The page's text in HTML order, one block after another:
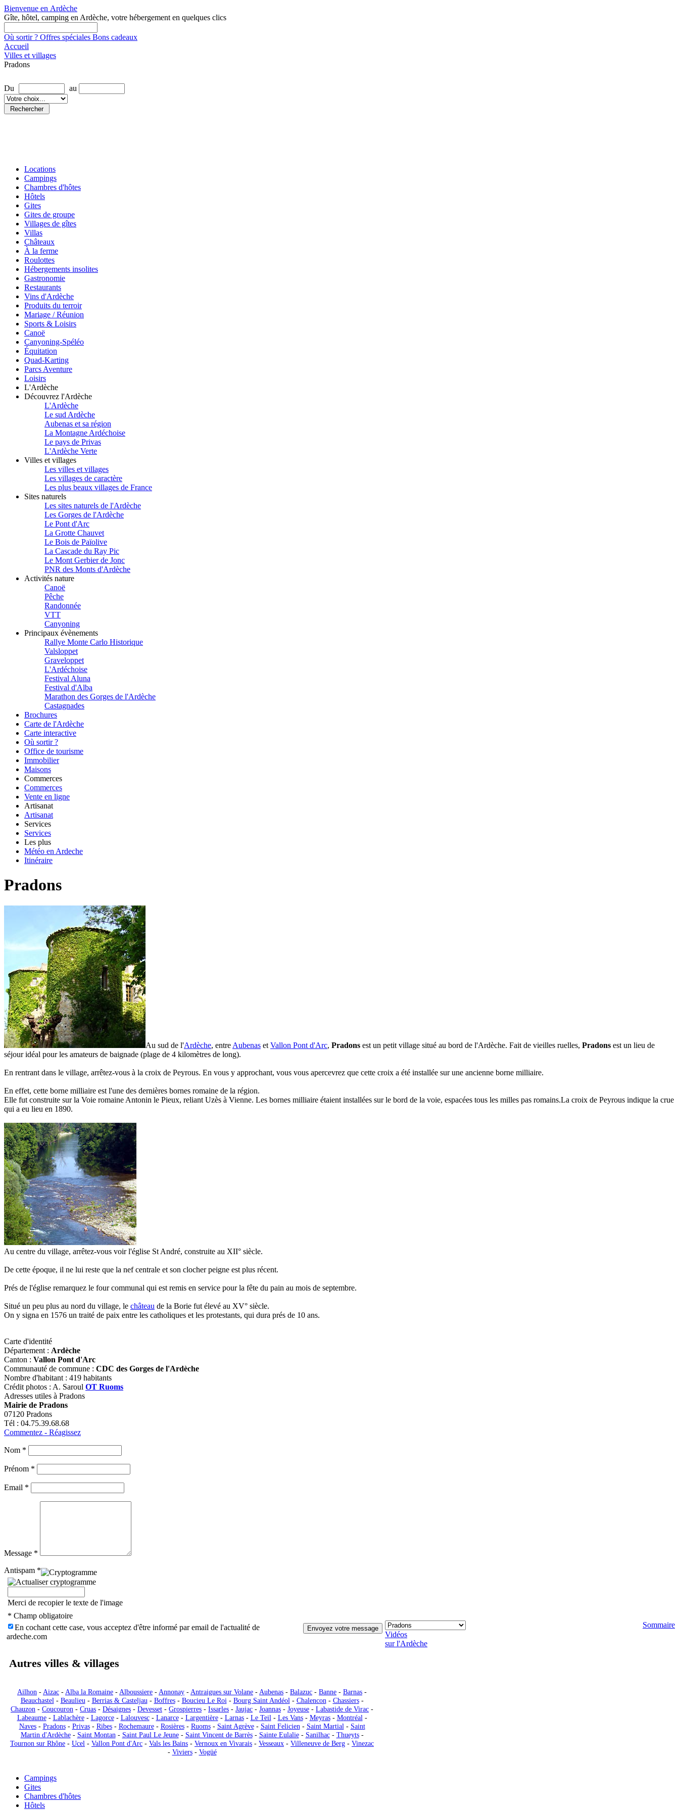
Bienvenue en Ardèche
Gîte, hôtel, camping en Ardèche, votre hébergement en quelques clics
Où sortir ? Offres spéciales Bons cadeaux
Accueil
Villes et villages
Pradons
Du au
Locations
Campings
Chambres d'hôtes
Hôtels
Gites
Gites de groupe
Villages de gîtes
Villas
Châteaux
À la ferme
Roulottes
Hébergements insolites
Gastronomie
Restaurants
Vins d'Ardèche
Produits du terroir
Mariage / Réunion
Sports & Loisirs
Canoë
Canyoning-Spéléo
Équitation
Quad-Karting
Parcs Aventure
Loisirs
L'Ardèche
Découvrez l'Ardèche
L'Ardèche
Le sud Ardèche
Aubenas et sa région
La Montagne Ardéchoise
Le pays de Privas
L'Ardèche Verte
Villes et villages
Les villes et villages
Les villages de caractère
Les plus beaux villages de France
Sites naturels
Les sites naturels de l'Ardèche
Les Gorges de l'Ardèche
Le Pont d'Arc
La Grotte Chauvet
Le Bois de Païolive
La Cascade du Ray Pic
Le Mont Gerbier de Jonc
PNR des Monts d'Ardèche
Activités nature
Canoë
Pêche
Randonnée
VTT
Canyoning
Principaux évènements
Rallye Monte Carlo Historique
Valsloppet
Graveloppet
L'Ardéchoise
Festival Aluna
Festival d'Alba
Marathon des Gorges de l'Ardèche
Castagnades
Brochures
Carte de l'Ardèche
Carte interactive
Où sortir ?
Office de tourisme
Immobilier
Maisons
Commerces
Commerces
Vente en ligne
Artisanat
Artisanat
Services
Services
Les plus
Météo en Ardeche
Itinéraire
Pradons
Au sud de l'Ardèche, entre Aubenas et Vallon Pont d'Arc, Pradons est un petit village situé au bord de l'Ardèche. Fait de vieilles ruelles, Pradons est un lieu de
séjour idéal pour les amateurs de baignade (plage de 4 kilomètres de long).
En rentrant dans le village, arrêtez-vous à la croix de Peyrous. En vous y approchant, vous vous apercevrez que cette croix a été installée sur une ancienne borne milliaire.
En effet, cette borne milliaire est l'une des dernières bornes romaine de la région.
Elle fut construite sur la Voie romaine Antonin le Pieux, reliant Uzès à Vienne. Les bornes milliaire étaient installées sur le bord de la voie, espacées tous les milles pas romains.La croix de Peyrous indique la crue
qui a eu lieu en 1890.
Au centre du village, arrêtez-vous voir l'église St André, construite au XII° siècle.
De cette époque, il ne lui reste que la nef centrale et son clocher peigne est plus récent.
Prés de l'église remarquez le four communal qui est remis en service pour la fête du pain au mois de septembre.
Situé un peu plus au nord du village, le château de la Borie fut élevé au XV° siècle.
On y signa en 1576 un traité de paix entre les catholiques et les protestants, qui dura prés de 10 ans.
Carte d'identité
Département : Ardèche
Canton : Vallon Pont d'Arc
Communauté de commune : CDC des Gorges de l'Ardèche
Nombre d'habitant : 419 habitants
Crédit photos : A. Saroul OT Ruoms
Adresses utiles à Pradons
Mairie de Pradons
07120 Pradons
Tél : 04.75.39.68.68
Commentez - Réagissez
Nom *
Prénom *
Email *
Message *
Antispam *
Merci de recopier le texte de l'image
* Champ obligatoire
En cochant cette case, vous acceptez d'être informé par email de l'actualité de
ardeche.com
Sommaire
Vidéos
sur l'Ardèche
Autres villes & villages
Ailhon - Aizac - Alba la Romaine - Alboussiere - Annonay - Antraigues sur Volane - Aubenas - Balazuc - Banne - Barnas -
Beauchastel - Beaulieu - Berrias & Casteljau - Boffres- Boucieu Le Roi - Bourg Saint Andéol - Chalencon - Chassiers-
Chauzon - Coucouron - Cruas - Désaignes - Devesset - Grospierres - Issarles - Jaujac - Joannas - Joyeuse - Labastide de Virac -
Labeaume- Lablachère- Lagorce- Lalouvesc- Lanarce- Largentière- Larnas- Le Teil - Les Vans- Meyras- Montréal -
Naves- Pradons- Privas- Ribes- Rochemaure- Rosières- Ruoms- Saint Agrève- Saint Felicien - Saint Martial - Saint
Martin d'Ardèche- Saint Montan - Saint Paul Le Jeune- Saint Vincent de Barrès- Sainte Eulalie- Sanilhac- Thueyts-
Tournon sur Rhône - Ucel - Vallon Pont d'Arc - Vals les Bains - Vernoux en Vivarais - Vesseaux - Villeneuve de Berg - Vinezac
- Viviers- Vogüé
Campings
Gites
Chambres d'hôtes
Hôtels